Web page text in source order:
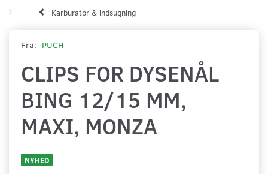
Karburator & indsugning
Fra: PUCH
CLIPS FOR DYSENÅL
BING 12/15 MM,
MAXI, MONZA
NYHED